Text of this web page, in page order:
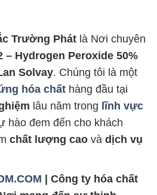
Trường Phát là Nơi chuyên
– Hydrogen Peroxide 50%
Solvay. Chúng tôi là một
hóa chất hàng đầu tại
lâu năm trong lĩnh vực
hào đem đến cho khách
chất lượng cao và dịch vụ
| Công ty hóa chất